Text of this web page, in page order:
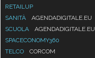
RETAILUP
SANITÀ
AGENDADIGITALE.EU
SCUOLA
AGENDADIGITALE.EU
SPACECONOMY360
TELCO
CORCOM